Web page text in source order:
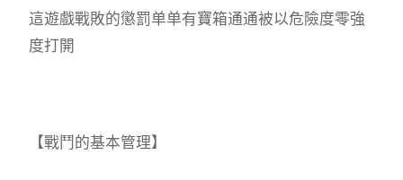
這遊戲戰敗的懲罰单单有寶箱通通被以危險度零強
度打開
【戰鬥的基本管理】